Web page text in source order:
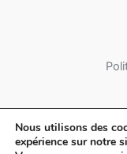
Nous utilisons des
expérience sur notre